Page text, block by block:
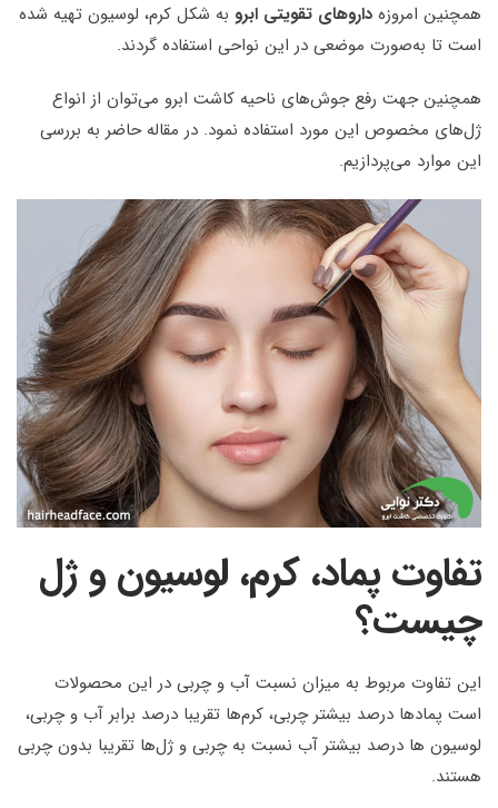
همچنین امروزه داروهای تقویتی ابرو به شکل کرم، لوسیون تهیه شده
است تا به‌صورت موضعی در این نواحی استفاده گردند.
همچنین جهت رفع جوش‌های ناحیه کاشت ابرو می‌توان از انواع
ژل‌های مخصوص این مورد استفاده نمود. در مقاله حاضر به بررسی
این موارد می‌پردازیم.
تفاوت پماد، کرم، لوسیون و ژل
چیست؟
این تفاوت مربوط به میزان نسبت آب و چربی در این محصولات
است پمادها درصد بیشتر چربی، کرم‌ها تقریبا درصد برابر آب و چربی،
لوسیون ها درصد بیشتر آب نسبت به چربی و ژل‌ها تقریبا بدون چربی
هستند.